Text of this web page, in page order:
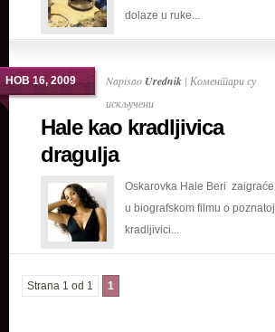
dolaze u ruke...
НОВ 16, 2009 Napisao Urednik | Коментари су
искљученина
Hale
dragulja
Hale kao kradljivica
dragulja
Oskarovka Hale Beri zaigraće
u biografskom filmu o poznatoj
kradljivici...
Strana 1 od 1 1